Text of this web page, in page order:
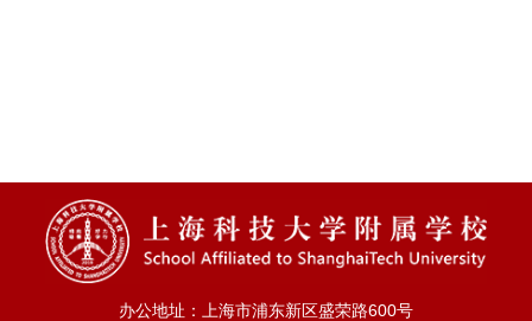
办公地址：上海市浦东新区盛荣路600号